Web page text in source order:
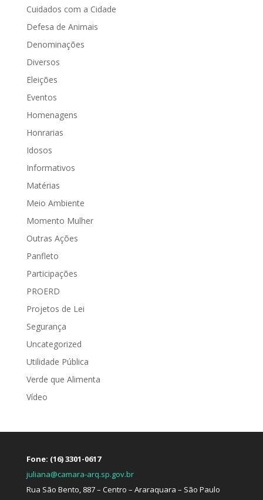
Cuidados com a Cidade
Defesa de Animais
Denominações
Diversos
Eleições
Eventos
Homenagens
Honrarias
Idosos
Informativos
Matérias
Meio Ambiente
Momento Mulher
Outras Ações
Panfleto
Participações
PROERD
Projetos de Lei
Segurança
Uncategorized
Utilidade Pública
Verde que Alimenta
Vídeo
Fone: (16) 3301-0617
juliana@camara-arq.sp.gov.br
Rua São Bento, 887 – Centro – Araraquara – São Paulo